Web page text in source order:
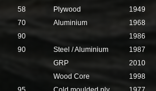
58 Plywood 1949
70 Aluminium 1968
90 1986
90 Steel / Aluminium 1987
GRP
2010
Wood Core 1998